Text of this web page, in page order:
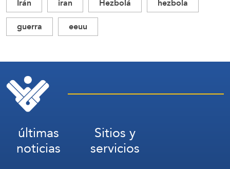
guerra
eeuu
últimas
noticias
Sitios y
servicios